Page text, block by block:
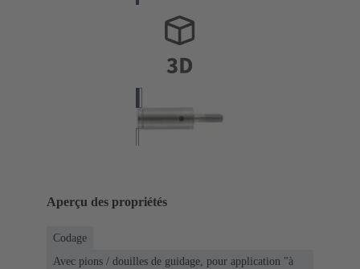
Aperçu des propriétés
Codage
Avec pions / douilles de guidage, pour application "à